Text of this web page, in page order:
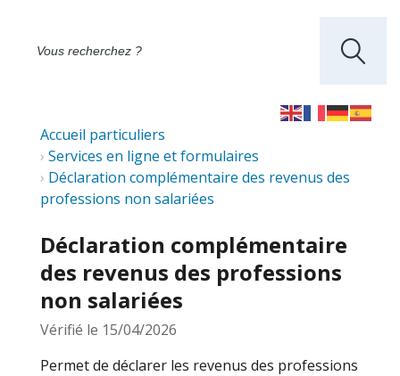
Accueil particuliers
Services en ligne et formulaires
Déclaration complémentaire des revenus des
professions non salariées
Déclaration complémentaire
des revenus des professions
non salariées
Vérifié le 15/04/2026
Permet de déclarer les revenus des professions